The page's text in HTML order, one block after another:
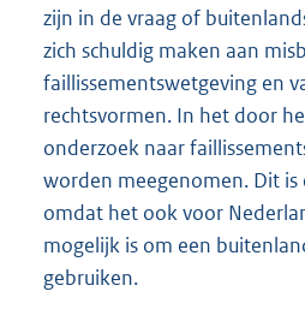
zijn in de vraag of
zich schuldig maken aan
faillissementswetgeving en
rechtsvormen. In het door
onderzoek naar
worden meegenomen. Dit is
omdat het ook voor
mogelijk is om een
gebruiken.